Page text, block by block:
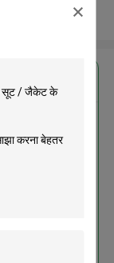
/ जैकेट के लिए
का सामान